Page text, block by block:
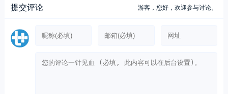
提交评论 游客，您好，欢迎参与讨论。